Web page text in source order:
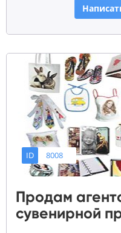
ID 8008
Продам
сувенирной